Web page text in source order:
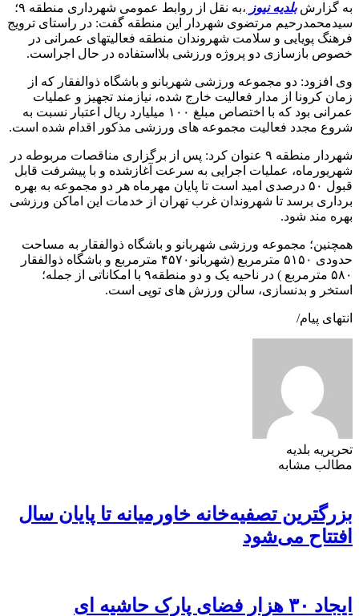
به گزارشبلدیه نیوز
،به نقل از روابط عمومی شهرداری منطقه ۹؛
سیدمحمدرحیم مرتضوی شهردار این منطقه گفت: در راستای ترویج
فرهنگ پویایی و سلامت شهروندان منطقه فعالیتهای عمرانی در
خصوص بازسازی دو پروژه ورزشی بلااستفاده در حال اجراست.
وی افزود: دو مجموعه ورزشی شهربانو و باشگاه ذوالفقار که از
زمان کرونا از مدار فعالیت خارج شده، نیازمند تجهیز و عملیات
عمرانی بود که با اختصاص مبلغ ۱۰۰ میلیارد ریال اعتبار نسبت به
شروع مجدد فعالیت مجموعه های ورزشی مذکور اقدام شده است.
شهردار منطقه ۹ عنوان کرد: پس از برگزاری مناقصات مربوطه در
شهریورماه، عملیات اجرایی به سرعت آغازشده و با پیشرفت قابل
قبول ۵۰ درصدی امید است تا پایان مهرماه هر دو مجموعه به بهره
برداری برسد تا شهروندان غرب تهران از خدمات این اماکن ورزشی
بهره مند شود.
همچنین؛ مجموعه ورزشی شهربانو و باشگاه ذوالفقار به مساحت
حدودی ۵۱۵۰ مترمربع (شهربانو۴۵۷۰ مترمربع و باشگاه ذوالفقار
۵۸۰ مترمربع ) در ناحیه یک و دو منطقه۹ با امکاناتی از جمله؛
استخر و بدنسازی، سالن ورزش های توپی است.
انتهای پیام/
تحریریه بلدیه
مطالب مشابه
بزرگترین تصفیه‌خانه خاورمیانه تا پایان سال
افتتاح می‌شود
ایجاد ۳۰ هزار فضای پارک حاشیه ای